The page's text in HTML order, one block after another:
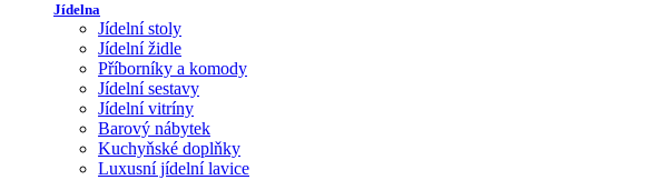
Jídelna
Jídelní stoly
Jídelní židle
Příborníky a komody
Jídelní sestavy
Jídelní vitríny
Barový nábytek
Kuchyňské doplňky
Luxusní jídelní lavice